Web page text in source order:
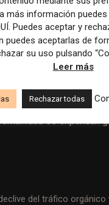
la confiabilidad del
las Notas de la
un contexto
en Estados
embargo, en otras
se expandan
del tráfico
más información
Puedes aceptar y
puedes aceptarlas de
su uso pulsando
Leer más
Rechazar todas